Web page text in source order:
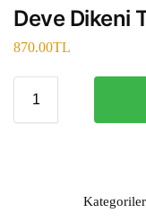
Deve Dikeni
870.00TL